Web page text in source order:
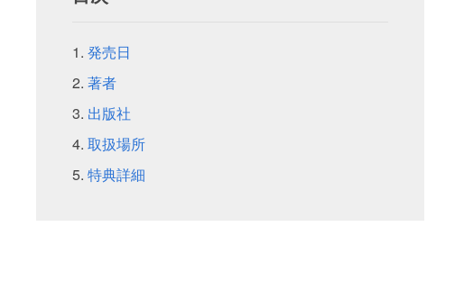
発売日
著者
出版社
取扱場所
特典詳細